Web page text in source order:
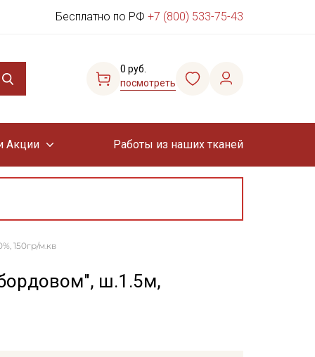
Бесплатно по РФ +7 (800) 533-75-43
0 руб.
посмотреть
Акции Работы из наших тканей
150гр/м.кв
ш.1.5м,